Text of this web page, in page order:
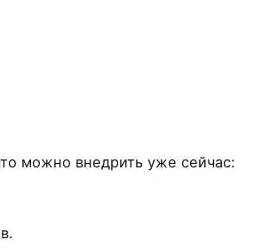
можно внедрить уже сейчас: